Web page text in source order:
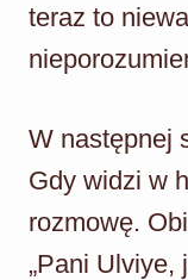
teraz to
W następnej
Gdy widzi w
rozmowę.
„Pani Ulviye,